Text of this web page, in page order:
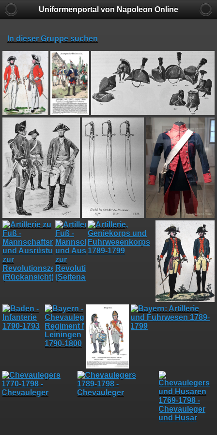
Uniformenportal von Napoleon Online
In dieser Gruppe suchen